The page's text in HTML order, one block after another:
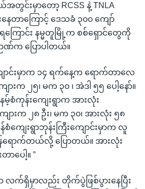
တွင်းမှာတော့ RCSS နဲ့ TNLA
ေတာကြောင့် ဒေသခံ ၃၀၀ ကျော်
ကြောင်း နမ္မတူမြို့က စစ်ရှောင်တွေကို
ဏ်က ပြောပါတယ်။
ောင်းမှာက ၁၄ ရက်နေ့က ရောက်တာလေ
းက ၂၅၊ မက ၃၀ ၊ အဲဒါ ၅၅ ပေါ့နော်။
စံကုန်းကျေးရွာက အားလုံး
ားက ၂၈ ဦး၊ မက ၃၀၊ အားလုံး ၅၈
န်စံကျေးရွာဘုန်းကြီးကျောင်းမှာက လူ
န်ရောက်တယ်လို့ ပြောတယ်။ အားလုံး
ာပေါ့။ ”
လက်ရှိမှာလည်း တိုက်ပွဲဖြစ်ပွားနေပြီး